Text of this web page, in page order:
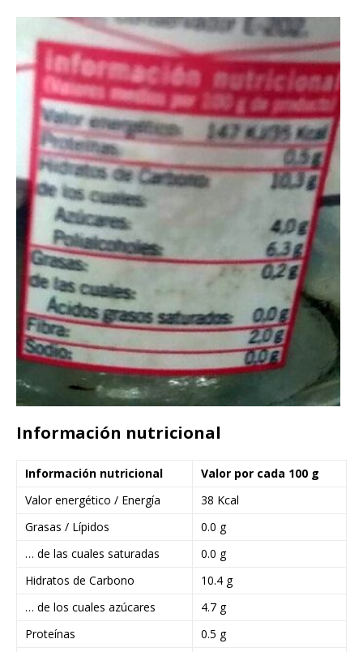
Información nutricional
Información nutricional
Valor por cada 100 g
Valor energético / Energía
38 Kcal
Grasas / Lípidos
0.0 g
… de las cuales saturadas
0.0 g
Hidratos de Carbono
10.4 g
… de los cuales azúcares
4.7 g
Proteínas
0.5 g